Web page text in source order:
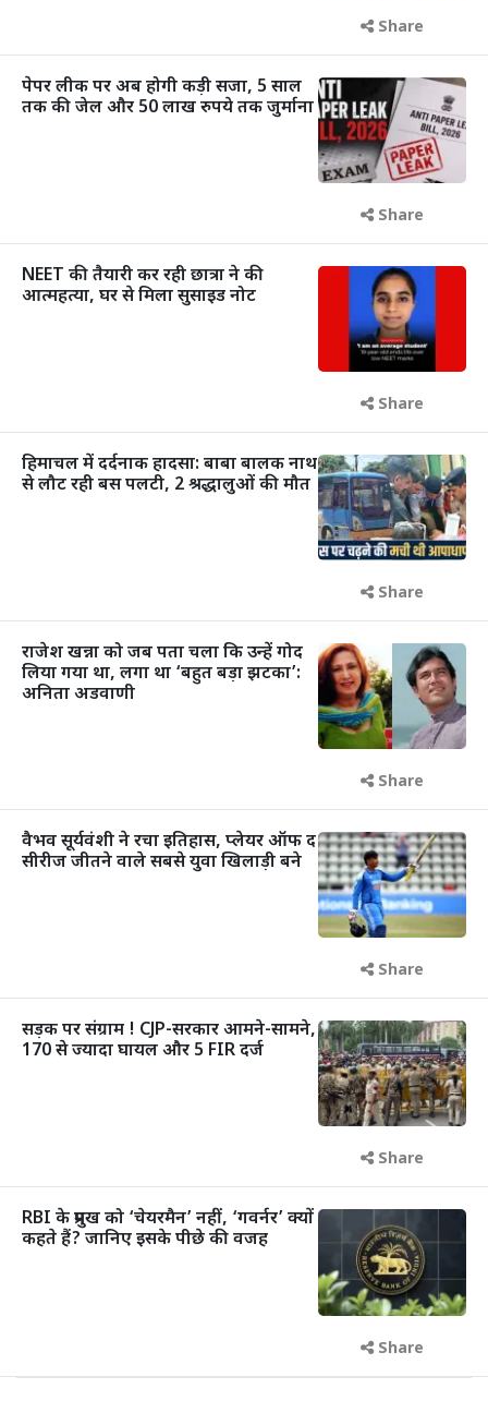
Share
पेपर लीक पर अब होगी कड़ी सजा, 5 साल
तक की जेल और 50 लाख रुपये तक जुर्माना
Share
NEET की तैयारी कर रही छात्रा ने की
आत्महत्या, घर से मिला सुसाइड नोट
Share
हिमाचल में दर्दनाक हादसा: बाबा बालक नाथ
से लौट रही बस पलटी, 2 श्रद्धालुओं की मौत
Share
राजेश खन्ना को जब पता चला कि उन्हें गोद
लिया गया था, लगा था ‘बहुत बड़ा झटका’:
अनिता अडवाणी
Share
वैभव सूर्यवंशी ने रचा इतिहास, प्लेयर ऑफ द
सीरीज जीतने वाले सबसे युवा खिलाड़ी बने
Share
सड़क पर संग्राम ! CJP-सरकार आमने-सामने,
170 से ज्यादा घायल और 5 FIR दर्ज
Share
RBI के प्रमुख को ‘चेयरमैन’ नहीं, ‘गवर्नर’ क्यों
कहते हैं? जानिए इसके पीछे की वजह
Share